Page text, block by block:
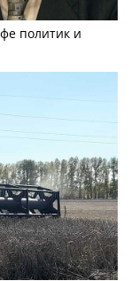
политик и